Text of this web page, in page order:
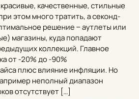
качественные, стильные
этом много тратить, а секонд-
решение ‒ аутлеты или
магазины, куда попадают
коллекций. Главное
от -20% до -90%
плюс влияние инфляции. Но
неполный диапазон
отсутствует […]